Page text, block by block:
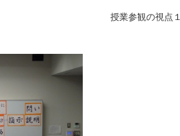
授業参観の視点１